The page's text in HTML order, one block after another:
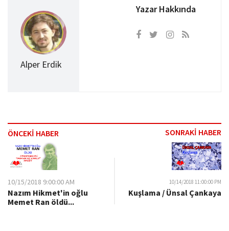
Alper Erdik
Yazar Hakkında
ÖNCEKİ HABER SONRAKİ HABER
10/15/2018 9:00:00 AM
Nazım Hikmet'in oğlu
Memet Ran öldü...
10/14/2018 11:00:00 PM
Kuşlama / Ünsal Çankaya